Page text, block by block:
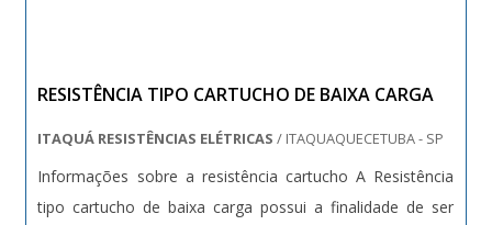
tecnologia para garantir segurança e desempenho. Equipe
treinados para operar com cargas especiais, garantindo o
manuseio correto e o transporte seguro. Atendimento
personalizado e consultoria técnica – Analisamos cada
RESISTÊNCIA TIPO CARTUCHO DE BAIXA CARGA
ITAQUÁ RESISTÊNCIAS ELÉTRICAS / ITAQUAQUECETUBA - SP
Informações sobre a resistência cartucho A Resistência
tipo cartucho de baixa carga possui a finalidade de ser